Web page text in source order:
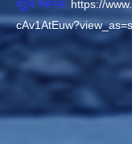
युटुब च्यानल: https://